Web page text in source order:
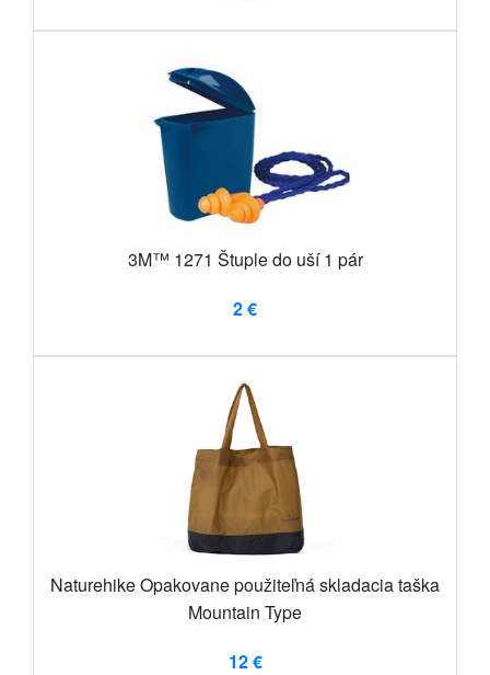
3M™ 1271 Štuple do uší 1 pár
2 €
Naturehike Opakovane použiteľná skladacia taška
Mountain Type
12 €